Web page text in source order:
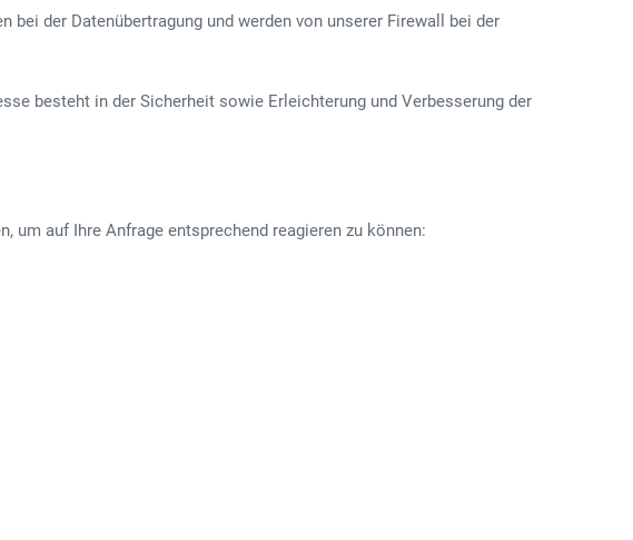
bei der Datenübertragung und werden von unserer Firewall bei der
besteht in der Sicherheit sowie Erleichterung und Verbesserung der
um auf Ihre Anfrage entsprechend reagieren zu können: